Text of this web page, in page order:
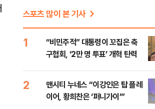
스포츠 많이 본 기사
1
“비민주적” 대통령이 꼬집은 축
구협회, ‘2만 명 투표’ 개혁 탄력
2
맨시티 누네스 “이강인은 탑 플레
이어, 황희찬은 ‘퍼니가이’”